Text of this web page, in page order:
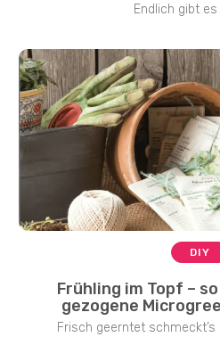
Endlich gibt es
DIY
Frühling im Topf –
gezogene
Frisch geerntet